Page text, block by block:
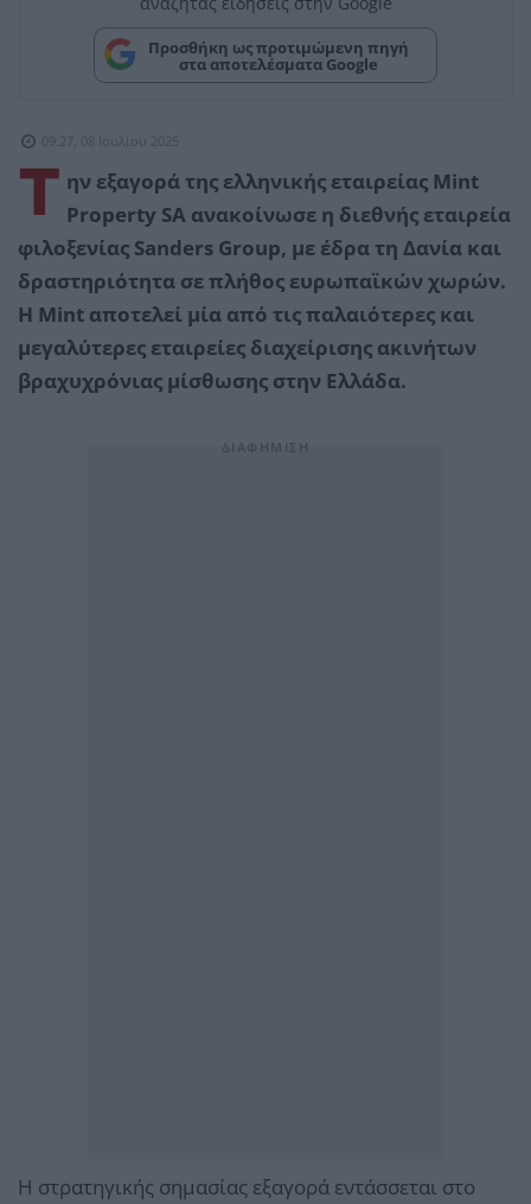
Προσθήκη ως προτιμώμενη πηγή
στα αποτελέσματα Google
09:27, 08 Ιουλίου 2025
Τ ην εξαγορά της ελληνικής εταιρείας Mint
Property SA ανακοίνωσε η διεθνής εταιρεία
φιλοξενίας Sanders Group, με έδρα τη Δανία και
δραστηριότητα σε πλήθος ευρωπαϊκών χωρών.
Η Mint αποτελεί μία από τις παλαιότερες και
μεγαλύτερες εταιρείες διαχείρισης ακινήτων
βραχυχρόνιας μίσθωσης στην Ελλάδα.
Η στρατηγικής σημασίας εξαγορά εντάσσεται στο